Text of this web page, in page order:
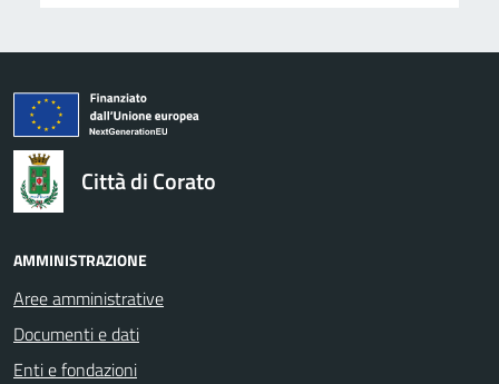
logo Unione Europea
Città di Corato
AMMINISTRAZIONE
Aree amministrative
Documenti e dati
Enti e fondazioni